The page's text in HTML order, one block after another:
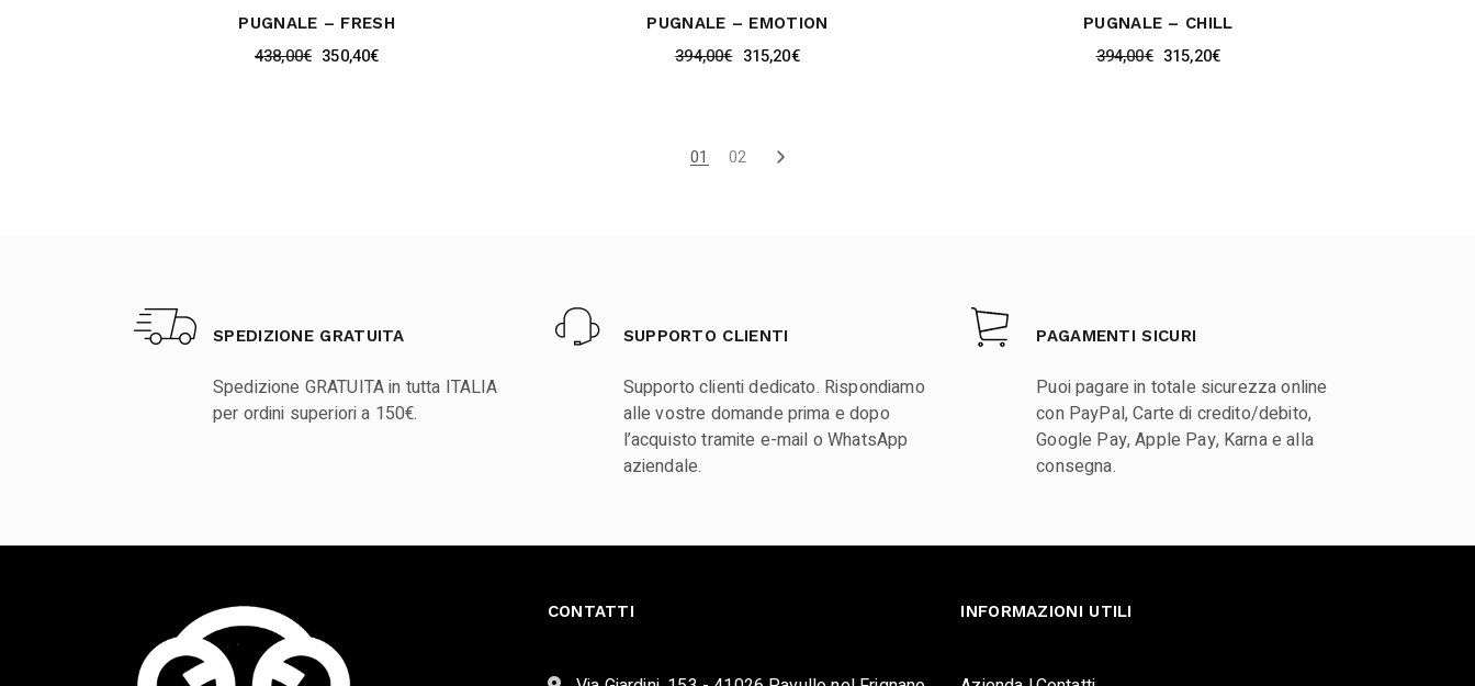
PUGNALE – FRESH
438,00€ 350,40€
PUGNALE – EMOTION
394,00€ 315,20€
PUGNALE – CHILL
394,00€ 315,20€
01 02
SPEDIZIONE GRATUITA
Spedizione GRATUITA in tutta ITALIA
per ordini superiori a 150€.
SUPPORTO CLIENTI
Supporto clienti dedicato. Rispondiamo
alle vostre domande prima e dopo
l’acquisto tramite e-mail o WhatsApp
aziendale.
PAGAMENTI SICURI
Puoi pagare in totale sicurezza online
con PayPal, Carte di credito/debito,
Google Pay, Apple Pay, Karna e alla
consegna.
CONTATTI INFORMAZIONI UTILI